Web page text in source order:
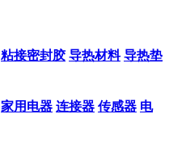
粘接密封胶 导热材料 导热垫
家用电器 连接器 传感器 电